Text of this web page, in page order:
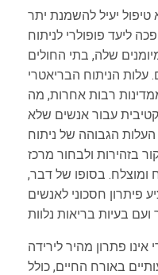
טיפול יעיל להשמנת יתר
ליעד פופולרי לניתוח
שלה, בתי החולים
עלות הניתוח הבריאטרי
רבות אחרות, מה
עבור אנשים שלא
הגבוהה של ניתוח
בזהירות ולבחור מרכז
ומוצלח. בסופו של דבר,
פיתרון חסכוני לאנשים
אינו פתרון מהיר לירידה
באורח החיים, כולל